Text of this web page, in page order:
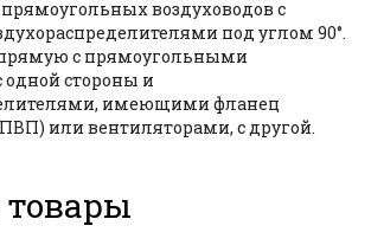
воздуховодов с
под углом 90°.
с прямоугольными
одной стороны и
имеющими фланец
или вентиляторами, с другой.